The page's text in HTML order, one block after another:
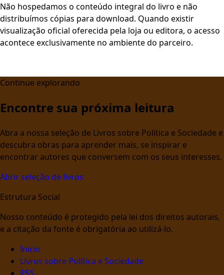
Não hospedamos o conteúdo integral do livro e não
distribuímos cópias para download. Quando existir
visualização oficial oferecida pela loja ou editora, o acesso
acontece exclusivamente no ambiente do parceiro.
Continue explorando
Encontre sua próxima leitura
Abra a nossa seleção de Livros sobre Política e Sociedade e
descubra obras para aprender mais, se inspirar e
encontrar autores que conversem com os seus interesses.
Abrir seleção de livros
Estrutura Social
Nosso conteúdo é protegido pela lei dos direitos autorais,
e a citação da fonte é obrigatória ao utilizá-lo.
Início
Livros sobre Política e Sociedade
RSS